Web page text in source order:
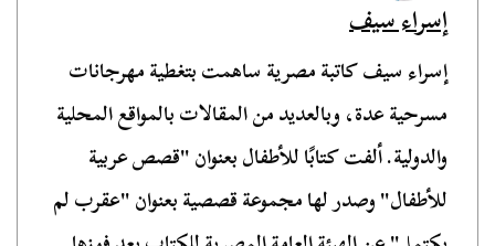
إسراء سيف
إسراء سيف كاتبة مصرية ساهمت بتغطية مهرجانات
مسرحية عدة، وبالعديد من المقالات بالمواقع المحلية
والدولية. ألفت كتابًا للأطفال بعنوان "قصص عربية
للأطفال" وصدر لها مجموعة قصصية بعنوان "عقرب لم